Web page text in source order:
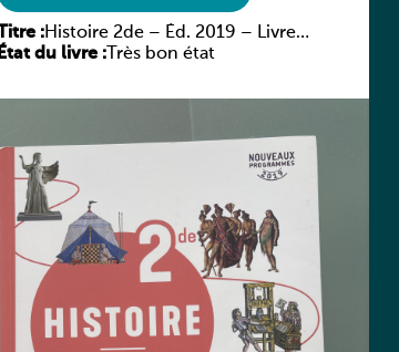
Titre :Histoire 2de – Éd. 2019 – Livre
élève
État du livre : Très bon état